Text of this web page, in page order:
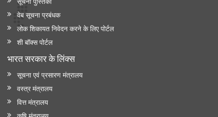
वेब सूचना प्रबंधक
लोक शिकायत निवेदन करने के लिए पोर्टल
शी बॉक्स पोर्टल
भारत सरकार के लिंक्‍स
सूचना एवं प्रसारण मंत्रालय
वस्त्र मंत्रालय
वित्त मंत्रालय